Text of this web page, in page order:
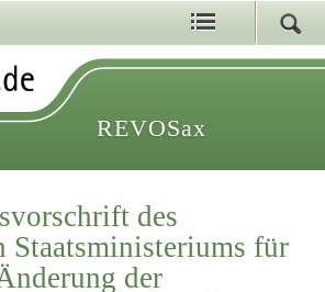
REVOSax
des
Staatsministeriums für
der